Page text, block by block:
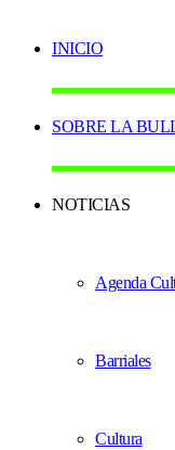
INICIO
SOBRE LA
NOTICIAS
Agenda
Barriales
Cultura